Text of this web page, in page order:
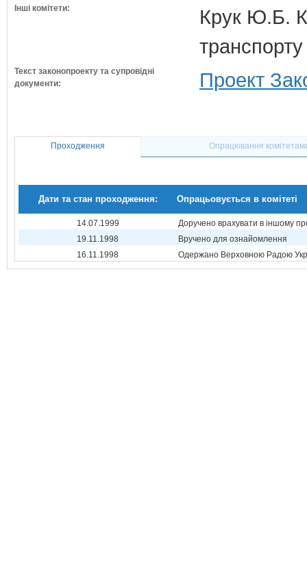
Інші комітети:
Крук Ю.Б.
транспорту
Текст законопроекту та супровідні
документи:
Проект
Проходження Опрацювання
Дати та стан проходження: Опрацьовується в комітеті
14.07.1999
Доручено врахувати в іншому
19.11.1998
Вручено для ознайомлення
16.11.1998
Одержано Верховною Радою